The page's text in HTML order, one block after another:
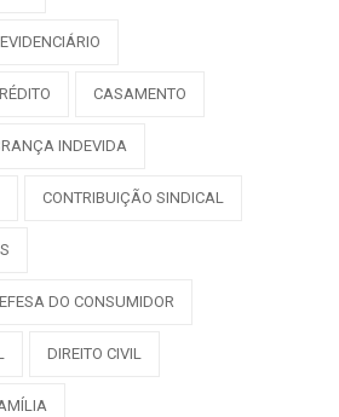
CASAMENTO
INDEVIDA
CONTRIBUIÇÃO SINDICAL
DO CONSUMIDOR
DIREITO CIVIL